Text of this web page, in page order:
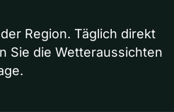
Region. Täglich direkt
Sie die Wetteraussichten